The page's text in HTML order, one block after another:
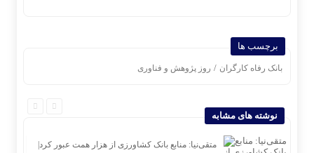
برچسب ها
بانک رفاه کارگران / روز پژوهش و فناوری
نوشته های مشابه
متقی‌نیا: منابع بانک کشاورزی از هزار همت عبور کرد|